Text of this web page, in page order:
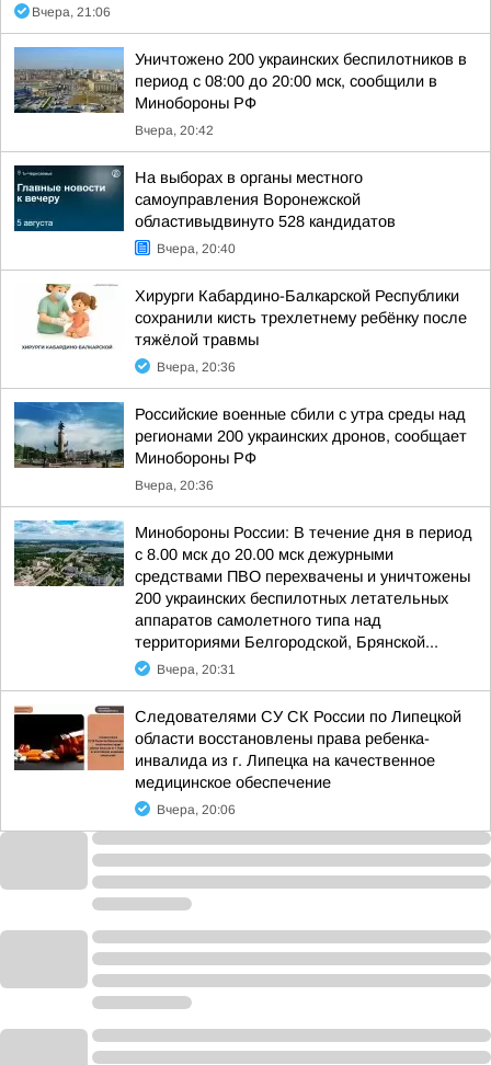
Вчера, 21:06
Уничтожено 200 украинских беспилотников в
период с 08:00 до 20:00 мск, сообщили в
Минобороны РФ
Вчера, 20:42
На выборах в органы местного
самоуправления Воронежской
областивыдвинуто 528 кандидатов
Вчера, 20:40
Хирурги Кабардино-Балкарской Республики
сохранили кисть трехлетнему ребёнку после
тяжёлой травмы
Вчера, 20:36
Российские военные сбили с утра среды над
регионами 200 украинских дронов, сообщает
Минобороны РФ
Вчера, 20:36
Минобороны России: В течение дня в период
с 8.00 мск до 20.00 мск дежурными
средствами ПВО перехвачены и уничтожены
200 украинских беспилотных летательных
аппаратов самолетного типа над
территориями Белгородской, Брянской...
Вчера, 20:31
Следователями СУ СК России по Липецкой
области восстановлены права ребенка-
инвалида из г. Липецка на качественное
медицинское обеспечение
Вчера, 20:06